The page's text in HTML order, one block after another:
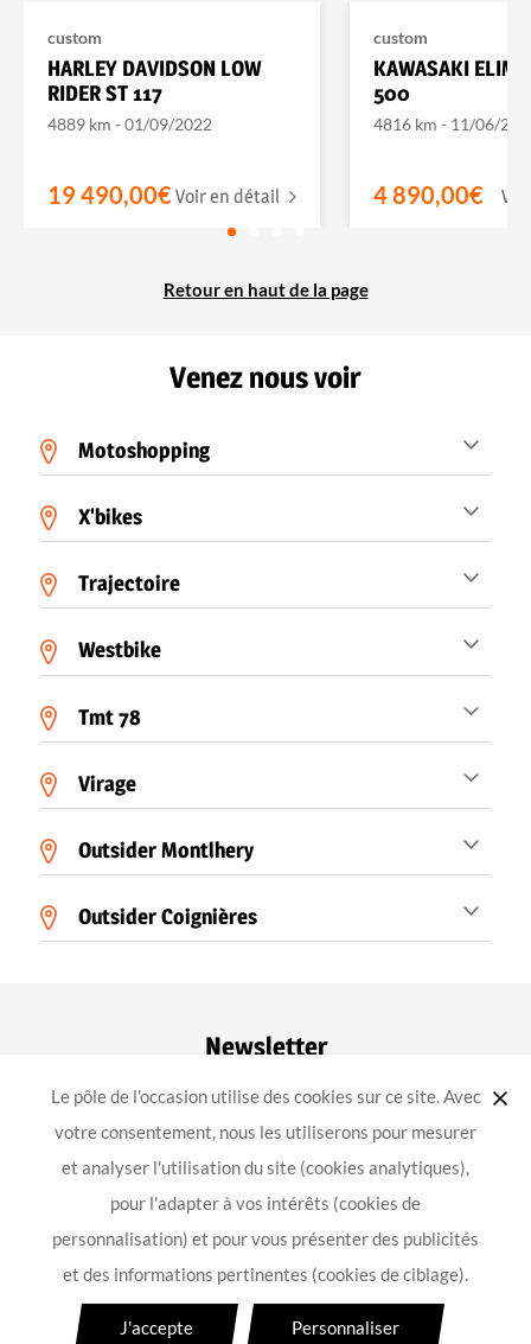
custom
HARLEY DAVIDSON LOW
RIDER ST 117
4889 km -01/09/2022
19 490,00€Voir en détail
custom
KAWASAKI
500
4816 km - 11/06/
4 890,00€
Retour en haut de la page
Venez nous voir
Motoshopping
X'bikes
Trajectoire
Westbike
Tmt 78
Virage
Outsider Montlhery
Outsider Coignières
Newsletter
Pour les trajets courts, privilégiez la marche ou le vélo#SeDéplacerMoinsPolluer
Pensez à covoiturer #SeDéplacerMoinsPolluer
Le pôle de l'occasion utilise des cookies sur ce site. Avec
votre consentement, nous les utiliserons pour mesurer
et analyser l'utilisation du site (cookies analytiques),
pour l'adapter à vos intérêts (cookies de
personnalisation) et pour vous présenter des publicités
et des informations pertinentes (cookies de ciblage).
J'accepte Personnaliser